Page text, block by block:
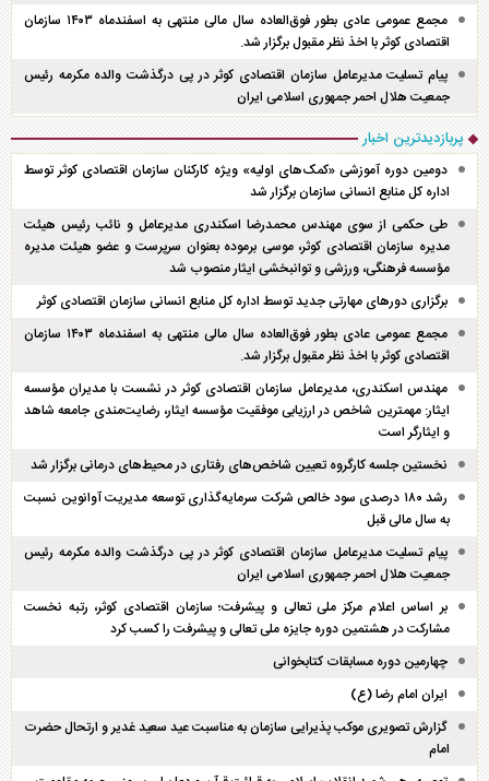
مجمع عمومی عادی بطور فوق‌العاده سال مالی منتهی به اسفند‌ماه ۱۴۰۳ سازمان
اقتصادی کوثر با اخذ نظر مقبول برگزار شد.
پیام تسلیت مدیرعامل سازمان اقتصادی کوثر در پی درگذشت والده مکرمه رئیس
جمعیت هلال احمر جمهوری اسلامی ایران
پربازدیدترین اخبار
دومین دوره آموزشی «کمک‌های اولیه» ویژه کارکنان سازمان اقتصادی کوثر توسط
اداره کل منابع انسانی سازمان برگزار شد
طی حکمی از سوی مهندس محمدرضا اسکندری مدیرعامل و نائب رئیس هیئت
مدیره سازمان اقتصادی کوثر، موسی برموده بعنوان سرپرست و عضو هیئت مدیره
مؤسسه فرهنگی، ورزشی و توانبخشی ایثار منصوب شد
برگزاری دور‌های مهارتی جدید توسط اداره کل منابع انسانی سازمان اقتصادی کوثر
مجمع عمومی عادی بطور فوق‌العاده سال مالی منتهی به اسفند‌ماه ۱۴۰۳ سازمان
اقتصادی کوثر با اخذ نظر مقبول برگزار شد.
مهندس اسکندری، مدیرعامل سازمان اقتصادی کوثر در نشست با مدیران مؤسسه
ایثار: مهمترین شاخص در ارزیابی موفقیت مؤسسه ایثار، رضایت‌مندی جامعه شاهد
و ایثارگر است
نخستین جلسه کارگروه تعیین شاخص‌های رفتاری در محیط‌های درمانی برگزار شد
رشد ۱۸۰ درصدی سود خالص شرکت سرمایه‌گذاری توسعه مدیریت آوانوین نسبت
به سال مالی قبل
پیام تسلیت مدیرعامل سازمان اقتصادی کوثر در پی درگذشت والده مکرمه رئیس
جمعیت هلال احمر جمهوری اسلامی ایران
بر اساس اعلام مرکز ملی تعالی و پیشرفت؛ سازمان اقتصادی کوثر، رتبه نخست
مشارکت در هشتمین دوره جایزه ملی تعالی و پیشرفت را کسب کرد
چهارمین دوره مسابقات کتابخوانی
ایران امام رضا (ع)
گزارش تصویری موکب پذیرایی سازمان به مناسبت عید سعید غدیر و ارتحال حضرت
امام